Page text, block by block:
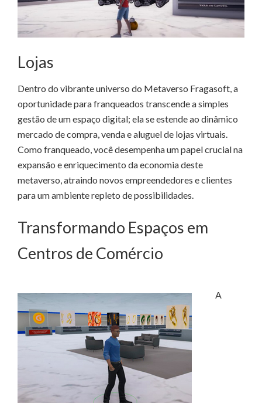
Lojas
Dentro do vibrante universo do Metaverso Fragasoft, a
oportunidade para franqueados transcende a simples
gestão de um espaço digital; ela se estende ao dinâmico
mercado de compra, venda e aluguel de lojas virtuais.
Como franqueado, você desempenha um papel crucial na
expansão e enriquecimento da economia deste
metaverso, atraindo novos empreendedores e clientes
para um ambiente repleto de possibilidades.
Transformando Espaços em
Centros de Comércio
A